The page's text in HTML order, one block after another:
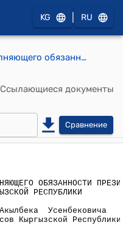
KG RU
Распоряжение Исполняющего обязанности Президента Кыргызской Республики от 27 мая 2005 года РП № 196
Ссылающиеся документы
Сравнение